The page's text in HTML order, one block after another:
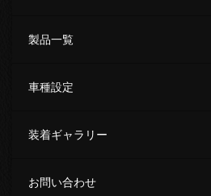
製品一覧
車種設定
装着ギャラリー
お問い合わせ